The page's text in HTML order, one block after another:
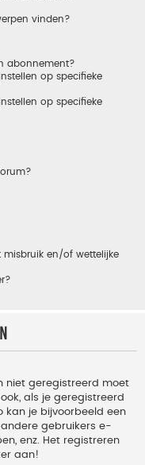
vinden?
abonnement?
op specifieke
op specifieke
en/of wettelijke
niet geregistreerd moet
als je geregistreerd
kan je bijvoorbeeld een
gebruikers e-
enz. Het registreren
aan!